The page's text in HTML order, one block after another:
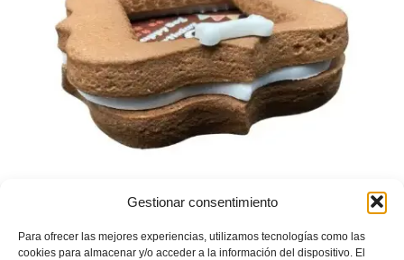
Gestionar consentimiento
Para ofrecer las mejores experiencias, utilizamos tecnologías como las
cookies para almacenar y/o acceder a la información del dispositivo. El
Tarta cumpleaños para perros golosos
Pedir en Amazon